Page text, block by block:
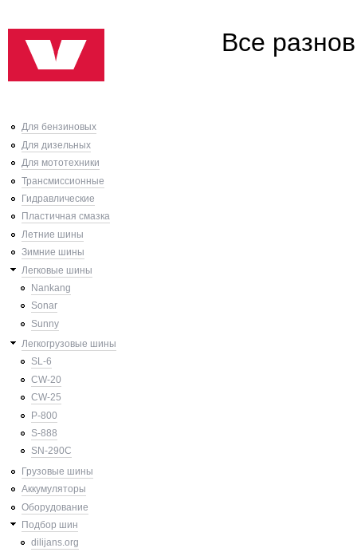
Для бензиновых
Для дизельных
Для мототехники
Трансмиссионные
Гидравлические
Пластичная смазка
Летние шины
Зимние шины
Легковые шины
Nankang
Sonar
Sunny
Легкогрузовые шины
SL-6
CW-20
CW-25
P-800
S-888
SN-290C
Грузовые шины
Аккумуляторы
Оборудование
Подбор шин
dilijans.org
Все